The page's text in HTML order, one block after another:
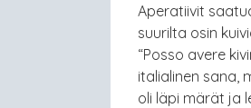
Aperatiivit
suurilta osin
“Posso avere
italialinen sana,
oli läpi märät ja